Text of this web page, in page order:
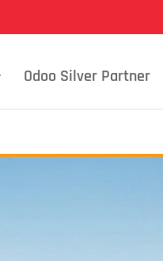
Odoo Silver Partner